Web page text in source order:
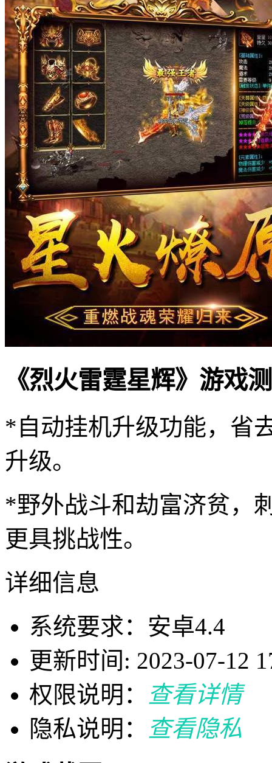
《烈火雷霆星辉》游戏
*自动挂机升级功能，省
升级。
*野外战斗和劫富济贫，
更具挑战性。
详细信息
系统要求：安卓4.4
更新时间: 2023-07-12
权限说明：
查看详情
隐私说明：
查看隐私